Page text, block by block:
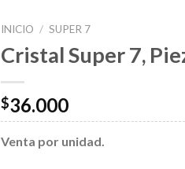
INICIO / SUPER 7
Cristal Super 7,
$36.000
Venta por unidad.